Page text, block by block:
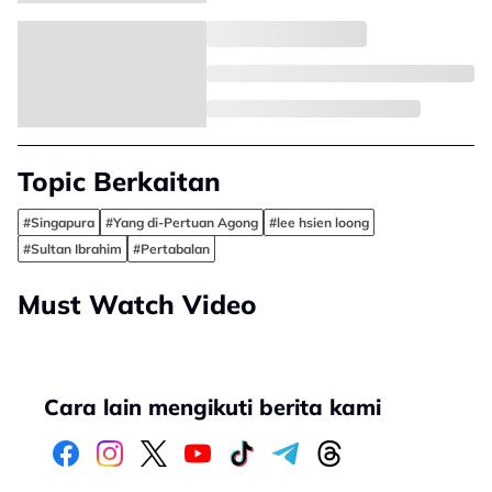
Topic Berkaitan
#Singapura #Yang di-Pertuan Agong
#lee hsien loong
#Sultan Ibrahim
#Pertabalan
Must Watch Video
Cara lain mengikuti berita kami